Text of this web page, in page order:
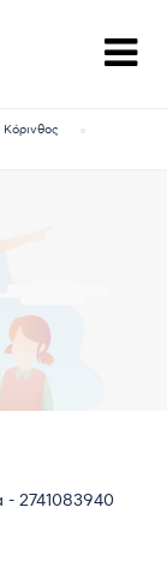
Κόρινθος
2741083940